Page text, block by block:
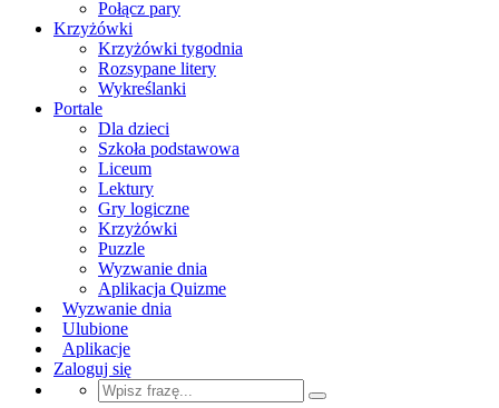
Połącz pary
Krzyżówki
Krzyżówki tygodnia
Rozsypane litery
Wykreślanki
Portale
Dla dzieci
Szkoła podstawowa
Liceum
Lektury
Gry logiczne
Krzyżówki
Puzzle
Wyzwanie dnia
Aplikacja Quizme
Wyzwanie dnia
Ulubione
Aplikacje
Zaloguj się